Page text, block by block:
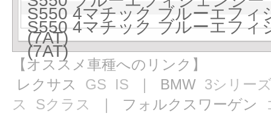
S550 4マチック ブルーエフ
(7AT)
S550 4マチック ブルーエフ
(7AT)
【オススメ車種へのリンク】
レクサス GS IS ｜ BMW 3シリー
ス
Sクラス ｜ フォルクスワーゲン